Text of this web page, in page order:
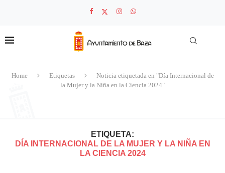
Home Etiquetas
Noticia etiquetada en "Día Internacional de
la Mujer y la Niña en la Ciencia 2024"
ETIQUETA:
DÍA INTERNACIONAL DE LA MUJER Y LA NIÑA EN
LA CIENCIA 2024